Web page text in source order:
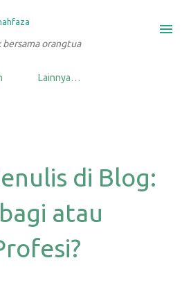
ke konten utama
orangtua
Lainnya…
di Blog:
atau